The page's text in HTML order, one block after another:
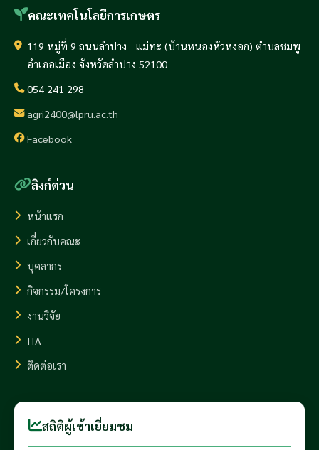
คณะเทคโนโลยีการเกษตร
119 หมู่ที่ 9 ถนนลำปาง - แม่ทะ (บ้านหนองหัวหงอก) ตำบลชมพู
อำเภอเมือง จังหวัดลำปาง 52100
054 241 298
agri2400@lpru.ac.th
Facebook
ลิงก์ด่วน
หน้าแรก
เกี่ยวกับคณะ
บุคลากร
กิจกรรม/โครงการ
งานวิจัย
ITA
ติดต่อเรา
สถิติผู้เข้าเยี่ยมชม